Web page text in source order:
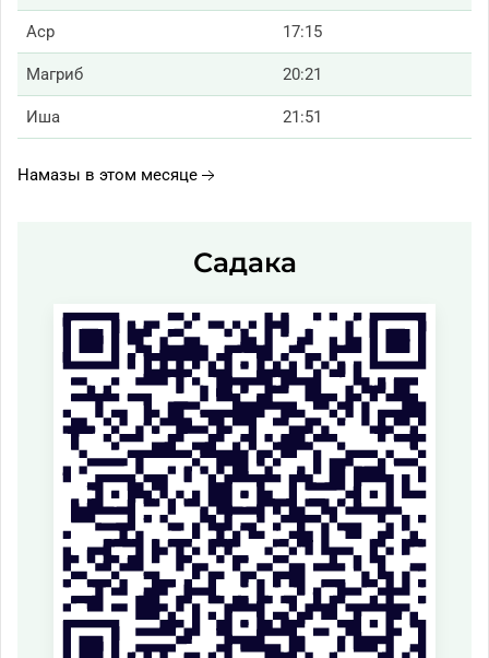
Аср 17:15
Магриб 20:21
Иша 21:51
Намазы в этом месяце
Садака